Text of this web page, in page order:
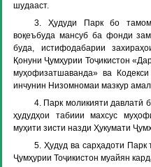
шудааст.
3. Ҳудуди Парк бо
воқеъбуда мансуб ба фонди
буда, истифодабарии
Қонуни Ҷумҳурии Тоҷикистон
муҳофизатшаванда» ва
инчунин Низомномаи мазкур
4. Парк моликияти давлатӣ
ҳудудҳои табиии махсус
муҳити зисти назди Ҳукумати
5. Ҳудуд ва сарҳадоти Парк
Ҷумҳурии Тоҷикистон муайян